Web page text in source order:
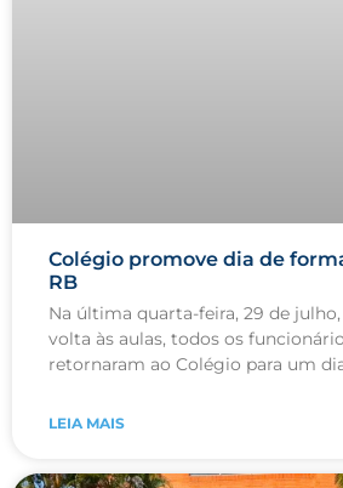
Colégio promove dia de
RB
Na última quarta-feira, 29 de
volta às aulas, todos os
retornaram ao Colégio para um
LEIA MAIS